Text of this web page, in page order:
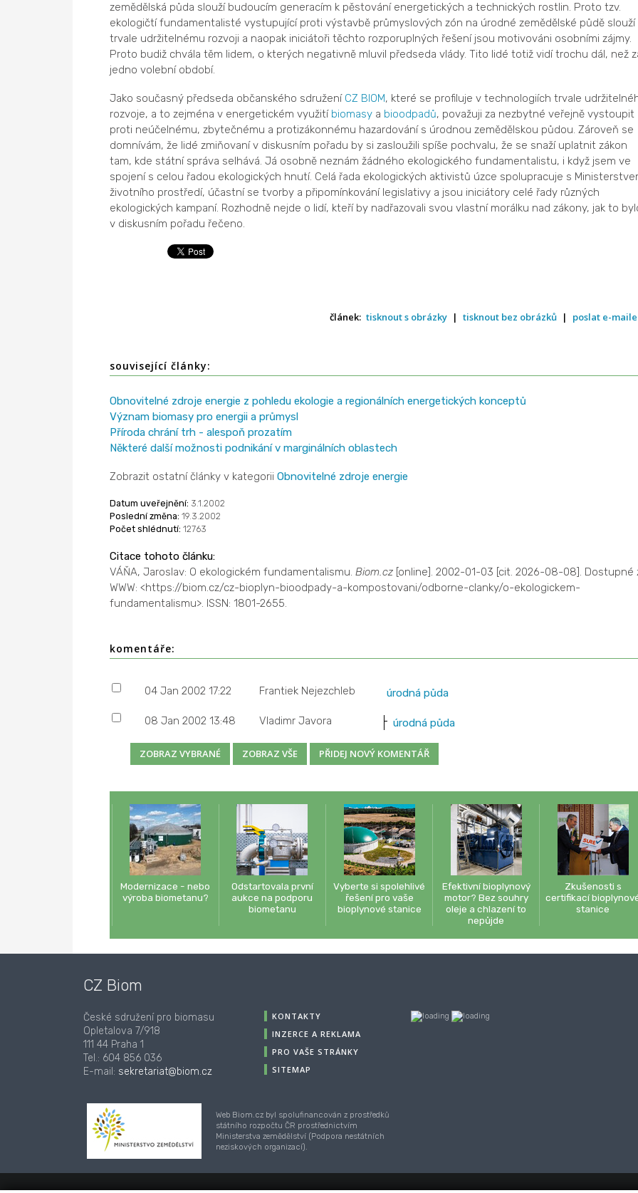
zemědělská půda slouží budoucím generacím k pěstování energetických a technických rostlin. Proto tzv.
ekologičtí fundamentalisté vystupující proti výstavbě průmyslových zón na úrodné zemědělské půdě slouží
trvale udržitelnému rozvoji a naopak iniciátoři těchto rozporuplných řešení jsou motivováni osobními zájmy.
Proto budiž chvála těm lidem, o kterých negativně mluvil předseda vlády. Tito lidé totiž vidí trochu dál, než
jedno volební období.
Jako současný předseda občanského sdružení CZ BIOM, které se profiluje v technologiích trvale
rozvoje, a to zejména v energetickém využití biomasya bioodpadů, považuji za nezbytné veřejně vystoupit
proti neúčelnému, zbytečnému a protizákonnému hazardování s úrodnou zemědělskou půdou. Zároveň se
domnívám, že lidé zmiňovaní v diskusním pořadu by si zasloužili spíše pochvalu, že se snaží uplatnit zákon
tam, kde státní správa selhává. Já osobně neznám žádného ekologického fundamentalistu, i když jsem ve
spojení s celou řadou ekologických hnutí. Celá řada ekologických aktivistů úzce spolupracuje s
životního prostředí, účastní se tvorby a připomínkování legislativy a jsou iniciátory celé řady různých
ekologických kampaní. Rozhodně nejde o lidí, kteří by nadřazovali svou vlastní morálku nad zákony, jak to
v diskusním pořadu řečeno.
článek: tisknout s obrázky | tisknout bez obrázků | poslat e-
související články:
Obnovitelné zdroje energie z pohledu ekologie a regionálních energetických konceptů
Význam biomasy pro energii a průmysl
Příroda chrání trh - alespoň prozatím
Některé další možnosti podnikání v marginálních oblastech
Zobrazit ostatní články v kategorii Obnovitelné zdroje energie
Datum uveřejnění: 3.1.2002
Poslední změna: 19.3.2002
Počet shlédnutí: 12763
Citace tohoto článku:
VÁŇA, Jaroslav: O ekologickém fundamentalismu. Biom.cz[online]. 2002-01-03 [cit. 2026-08-08]. Dostupné
WWW: <https://biom.cz/cz-bioplyn-bioodpady-a-kompostovani/odborne-clanky/o-ekologickem-
fundamentalismu>. ISSN: 1801-2655.
komentáře:
04 Jan 2002 17:22 Frantiek Nejezchleb úrodná půda
08 Jan 2002 13:48 Vladimr Javora úrodná půda
Modernizace - nebo
výroba biometanu?
Odstartovala první
aukce na podporu
biometanu
Vyberte si spolehlivé
řešení pro vaše
bioplynové stanice
Efektivní bioplynový
motor? Bez souhry
oleje a chlazení to
nepůjde
Zkušenosti s
certifikací
stanice
CZ Biom
České sdružení pro biomasu
Opletalova 7/918
111 44 Praha 1
Tel.: 604 856 036
E-mail: sekretariat@biom.cz
KONTAKTY
INZERCE A REKLAMA
PRO VAŠE STRÁNKY
SITEMAP
Web Biom.cz byl spolufinancován z prostředků
státního rozpočtu ČR prostřednictvím
Ministerstva zemědělství (Podpora nestátních
neziskových organizací).